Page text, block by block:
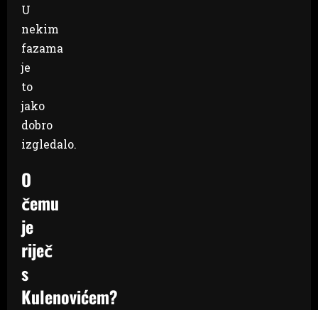
U
nekim
fazama
je
to
jako
dobro
izgledalo.
O
čemu
je
riječ
s
Kulenovićem?